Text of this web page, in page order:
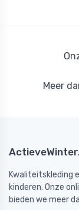
Meer
Kwaliteitskleding
kinderen. Onze
bieden we meer